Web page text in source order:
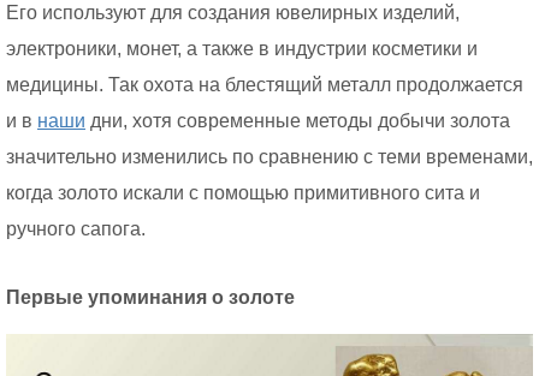
Его используют для создания ювелирных изделий,
электроники, монет, а также в индустрии косметики и
медицины. Так охота на блестящий металл продолжается
и в наши дни, хотя современные методы добычи золота
значительно изменились по сравнению с теми временами,
когда золото искали с помощью примитивного сита и
ручного сапога.
Первые упоминания о золоте